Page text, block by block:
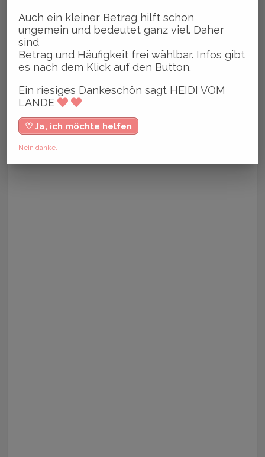
Auch ein kleiner Betrag hilft schon
ungemein und bedeutet ganz viel. Daher
sind
Betrag und Häufigkeit frei wählbar. Infos gibt
es nach dem Klick auf den Button.
Ein riesiges Dankeschön sagt HEIDI VOM
LANDE
♡ Ja, ich möchte helfen
Nein danke.